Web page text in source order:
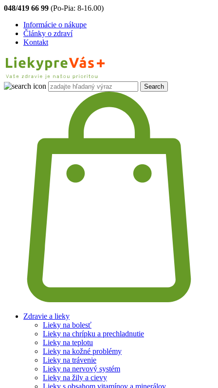
048/419 66 99 (Po-Pia: 8-16.00)
Informácie o nákupe
Články o zdraví
Kontakt
Zdravie a lieky
Lieky na bolesť
Lieky na chrípku a prechladnutie
Lieky na teplotu
Lieky na kožné problémy
Lieky na trávenie
Lieky na nervový systém
Lieky na žily a cievy
Lieky s obsahom vitamínov a minerálov